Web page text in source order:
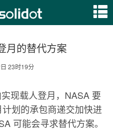
月的替代方案
23时19分
现载人登月，NASA 要
划的承包商递交加快进
可能会寻求替代方案。